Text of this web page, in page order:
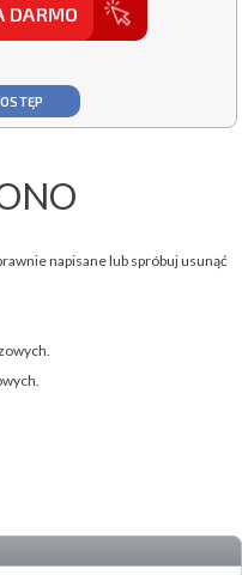
DARMO
napisane lub spróbuj usunąć